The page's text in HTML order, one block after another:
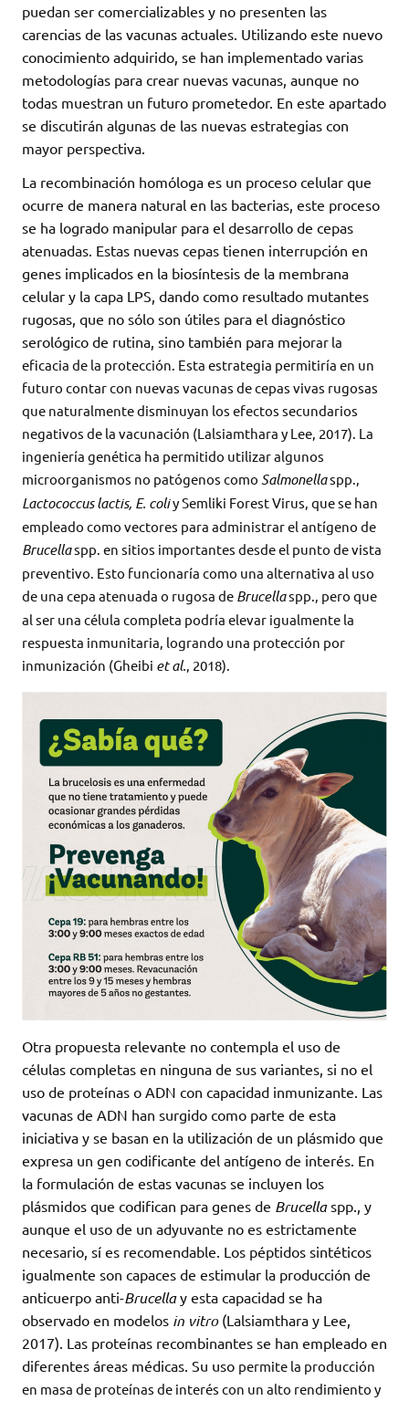
puedan ser comercializables y no presenten las
carencias de las vacunas actuales. Utilizando este nuevo
conocimiento adquirido, se han implementado varias
metodologías para crear nuevas vacunas, aunque no
todas muestran un futuro prometedor. En este apartado
se discutirán algunas de las nuevas estrategias con
mayor perspectiva.
La recombinación homóloga es un proceso celular que
ocurre de manera natural en las bacterias, este proceso
se ha logrado manipular para el desarrollo de cepas
atenuadas. Estas nuevas cepas tienen interrupción en
genes implicados en la biosíntesis de la membrana
celular y la capa LPS, dando como resultado mutantes
rugosas, que no sólo son útiles para el diagnóstico
serológico de rutina, sino también para mejorar la
eficacia de la protección. Esta estrategia permitiría en un
futuro contar con nuevas vacunas de cepas vivas rugosas
que naturalmente disminuyan los efectos secundarios
negativos de la vacunación (Lalsiamthara y Lee, 2017). La
ingeniería genética ha permitido utilizar algunos
microorganismos no patógenos como Salmonellaspp.,
Lactococcus lactis, E. coliy Semliki Forest Virus, que se han
empleado como vectores para administrar el antígeno de
Brucellaspp. en sitios importantes desde el punto de vista
preventivo. Esto funcionaría como una alternativa al uso
de una cepa atenuada o rugosa de Brucellaspp., pero que
al ser una célula completa podría elevar igualmente la
respuesta inmunitaria, logrando una protección por
inmunización (Gheibi et al., 2018).
Otra propuesta relevante no contempla el uso de
células completas en ninguna de sus variantes, si no el
uso de proteínas o ADN con capacidad inmunizante. Las
vacunas de ADN han surgido como parte de esta
iniciativa y se basan en la utilización de un plásmido que
expresa un gen codificante del antígeno de interés. En
la formulación de estas vacunas se incluyen los
plásmidos que codifican para genes de Brucellaspp., y
aunque el uso de un adyuvante no es estrictamente
necesario, sí es recomendable. Los péptidos sintéticos
igualmente son capaces de estimular la producción de
anticuerpo anti-Brucellay esta capacidad se ha
observado en modelos in vitro(Lalsiamthara y Lee,
2017). Las proteínas recombinantes se han empleado en
diferentes áreas médicas. Su uso permite la producción
en masa de proteínas de interés con un alto rendimiento y